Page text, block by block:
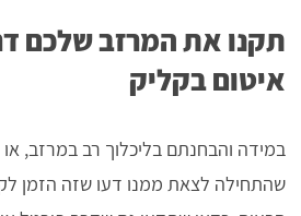
תקנו את המרזב שלכם
איטום בקליק
במידה והבחנתם בליכלוך רב במרזב, או
שהתחילה לצאת ממנו דעו שזה הזמן